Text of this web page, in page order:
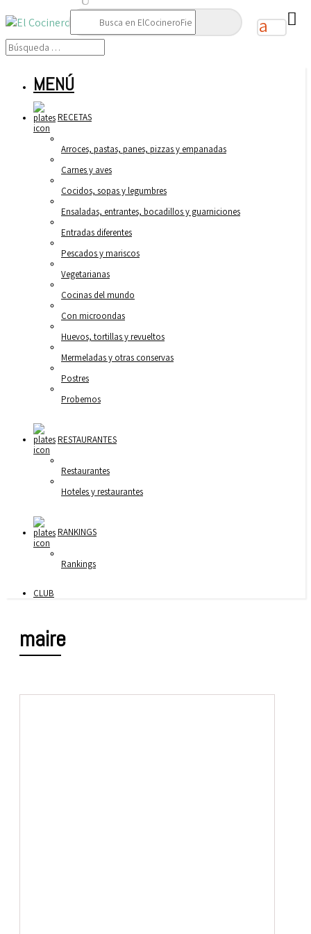
Buscar:
MENÚ
RECETAS
Arroces, pastas, panes, pizzas y empanadas
Carnes y aves
Cocidos, sopas y legumbres
Ensaladas, entrantes, bocadillos y guarniciones
Entradas diferentes
Pescados y mariscos
Vegetarianas
Cocinas del mundo
Con microondas
Huevos, tortillas y revueltos
Mermeladas y otras conservas
Postres
Probemos
RESTAURANTES
Restaurantes
Hoteles y restaurantes
RANKINGS
Rankings
CLUB
maire